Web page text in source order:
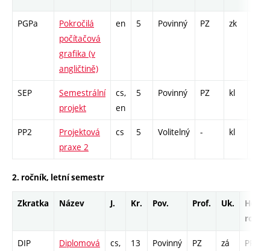
PGPa
Pokročilá
počítačová
grafika (v
angličtině)
en 5 Povinný PZ zk
SEP
Semestrální
projekt
cs,
en
5 Povinný PZ kl
PP2
Projektová
praxe 2
cs 5 Volitelný - kl
2. ročník, letní semestr
Zkratka Název J. Kr. Pov. Prof. Uk.
Hod.
DIP
Diplomová
cs,
13 Povinný PZ zá
PR -